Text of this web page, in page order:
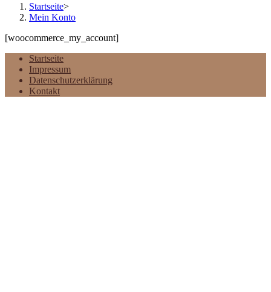
Startseite>
Mein Konto
[woocommerce_my_account]
Startseite
Impressum
Datenschutzerklärung
Kontakt